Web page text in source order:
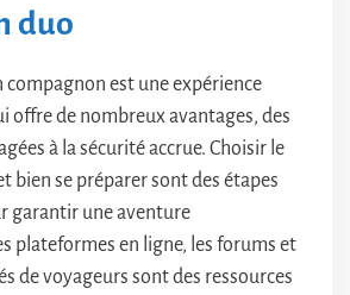
duo
compagnon est une expérience
offre de nombreux avantages, des
à la sécurité accrue. Choisir le
bien se préparer sont des étapes
garantir une aventure
plateformes en ligne, les forums et
de voyageurs sont des ressources